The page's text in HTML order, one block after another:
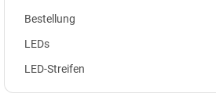
Bestellung
LEDs
LED-Streifen